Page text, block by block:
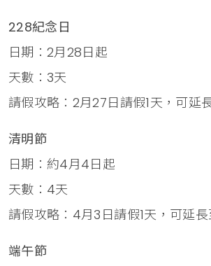
228紀念日
日期：2月28日起
天數：3天
請假攻略：2月27日請假1天，可延
清明節
日期：約4月4日起
天數：4天
請假攻略：4月3日請假1天，可延
端午節